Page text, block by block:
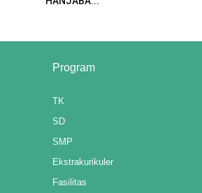
Program
TK
SD
SMP
Ekstrakurikuler
Fasilitas